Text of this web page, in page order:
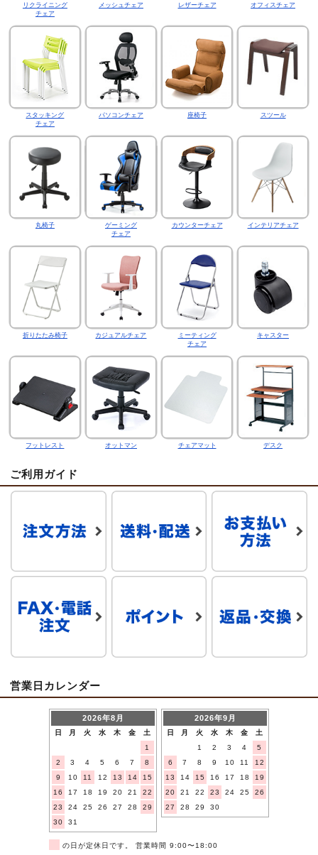
リクライニング
チェア
メッシュチェア レザーチェア オフィスチェア
スタッキング
チェア
パソコンチェア 座椅子 スツール
丸椅子
ゲーミング
チェア
カウンターチェア インテリアチェア
折りたたみ椅子 カジュアルチェア
ミーティング
チェア
キャスター
フットレスト オットマン チェアマット デスク
ご利用ガイド
営業日カレンダー
2026年8月
日 月 火 水 木 金
土
1
2
3 4 5 6 7
8
9
10 11 12 13 14
15
16
17 18 19 20 21
22
23
24 25 26 27 28
29
30
31
2026年9月
日 月 火 水 木 金
土
1
2 3 4
5
6
7 8 9 10 11
12
13
14 15 16 17 18
19
20
21 22 23 24 25
26
27
28 29 30
の日が定休日です。 営業時間 9:00〜18:00